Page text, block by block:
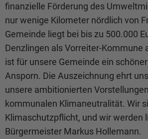
finanzielle Förderung des
nur wenige Kilometer nördlich von
Gemeinde liegt bei bis zu 500.000
Denzlingen als Vorreiter-Kommune
ist für unsere Gemeinde ein
Ansporn. Die Auszeichnung ehrt
unsere ambitionierten
kommunalen Klimaneutralität. Wir
Klimaschutzpflicht, und wir werden
Bürgermeister Markus Hollemann.